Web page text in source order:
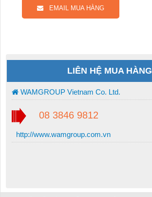
EMAIL MUA HÀNG
LIÊN HỆ MUA HÀNG
WAMGROUP Vietnam Co. Ltd.
08 3846 9812
http://www.wamgroup.com.vn